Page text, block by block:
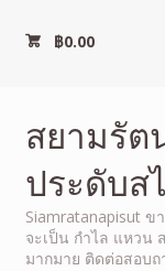
฿0.00
สยามรัต
ประดับส
Siamratanapisut
จะเป็น กำไล แหวน
มากมาย ติดต่อสอบถ